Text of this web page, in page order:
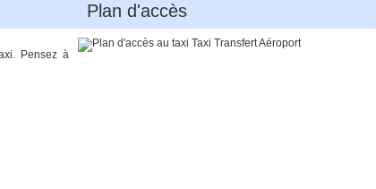
Pensez à
Plan d'accès